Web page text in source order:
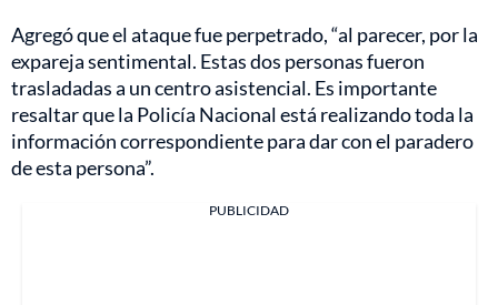
Agregó que el ataque fue perpetrado, “al parecer, por la
expareja sentimental. Estas dos personas fueron
trasladadas a un centro asistencial. Es importante
resaltar que la Policía Nacional está realizando toda la
información correspondiente para dar con el paradero
de esta persona”.
PUBLICIDAD